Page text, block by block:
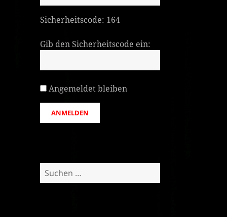
Sicherheitscode: 164
Gib den Sicherheitscode ein:
Angemeldet bleiben
ANMELDEN
Suchen
nach: